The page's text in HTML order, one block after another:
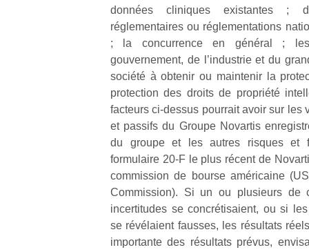
données cliniques existantes ;
réglementaires ou réglementations
; la concurrence en général ;
gouvernement, de l’industrie et du
société à obtenir ou maintenir la
protection des droits de propriété
facteurs ci-dessus pourrait avoir sur les
et passifs du Groupe Novartis
du groupe et les autres risques et
formulaire 20-F le plus récent de
commission de bourse américaine
Commission). Si un ou plusieurs de
incertitudes se concrétisaient, ou si
se révélaient fausses, les résultats
importante des résultats prévus,